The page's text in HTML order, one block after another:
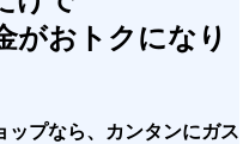
がおトクになり
プなら、 カンタンにガス